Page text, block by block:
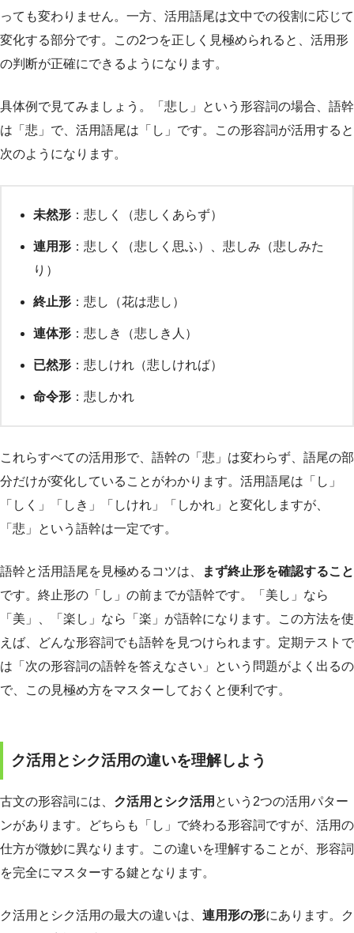
っても変わりません。一方、活用語尾は文中での役割に応じて
変化する部分です。この2つを正しく見極められると、活用形
の判断が正確にできるようになります。
具体例で見てみましょう。「悲し」という形容詞の場合、語幹
は「悲」で、活用語尾は「し」です。この形容詞が活用すると
次のようになります。
未然形 ：悲しく（悲しくあらず）
連用形 ：悲しく（悲しく思ふ）、悲しみ（悲しみた
り）
終止形 ：悲し（花は悲し）
連体形 ：悲しき（悲しき人）
已然形 ：悲しけれ（悲しければ）
命令形 ：悲しかれ
これらすべての活用形で、語幹の「悲」は変わらず、語尾の部
分だけが変化していることがわかります。活用語尾は「し」
「しく」「しき」「しけれ」「しかれ」と変化しますが、
「悲」という語幹は一定です。
語幹と活用語尾を見極めるコツは、
まず終止形を確認すること
です。終止形の「し」の前までが語幹です。「美し」なら
「美」、「楽し」なら「楽」が語幹になります。この方法を使
えば、どんな形容詞でも語幹を見つけられます。定期テストで
は「次の形容詞の語幹を答えなさい」という問題がよく出るの
で、この見極め方をマスターしておくと便利です。
ク活用とシク活用の違いを理解しよう
古文の形容詞には、 ク活用とシク活用 という2つの活用パター
ンがあります。どちらも「し」で終わる形容詞ですが、活用の
仕方が微妙に異なります。この違いを理解することが、形容詞
を完全にマスターする鍵となります。
ク活用とシク活用の最大の違いは、 連用形の形にあります。ク